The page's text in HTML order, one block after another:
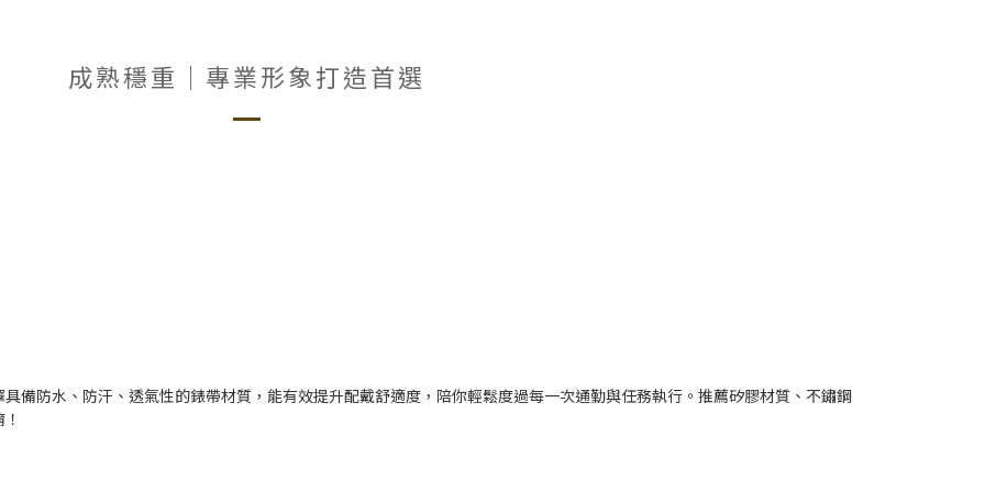
成熟穩重｜專業形象打造首選
備防水、防汗、透氣性的錶帶材質，能有效提升配戴舒適度，陪你輕鬆度過每一次通勤與任務執行。推薦矽膠材質、不鏽鋼